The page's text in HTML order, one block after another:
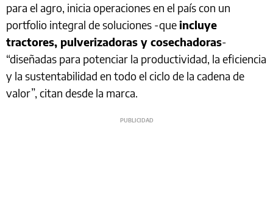
para el agro, inicia operaciones en el país con un
portfolio integral de soluciones -queincluye
tractores, pulverizadoras y cosechadoras-
“diseñadas para potenciar la productividad, la eficiencia
y la sustentabilidad en todo el ciclo de la cadena de
valor”, citan desde la marca.